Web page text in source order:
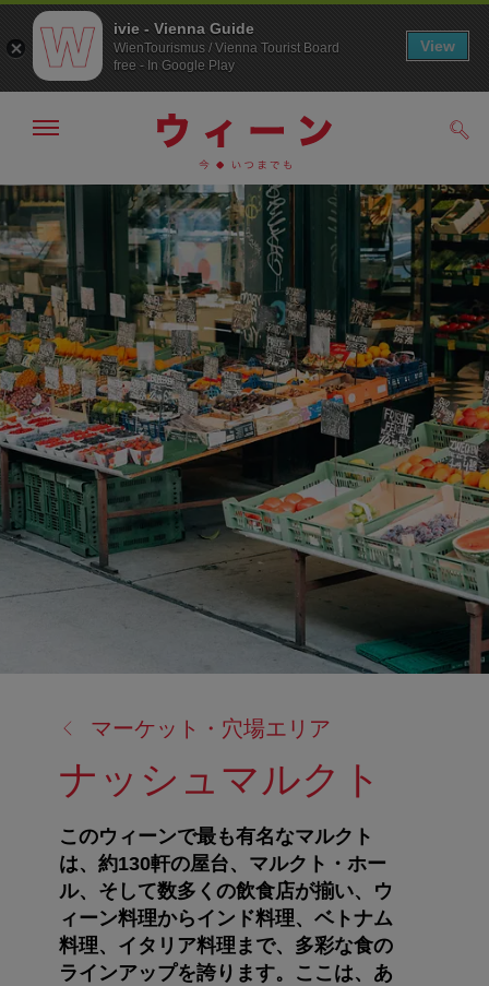
メ
ニ
ュ
ー
へ
こ
の
ペ
ー
ジ
の
ト
ッ
プ
へ
メ
ー
の
表
示・
非
表
示
す
る
マーケット・穴場エリア
ナッシュマルクト
このウィーンで最も有名なマルクト
は、約130軒の屋台、マルクト・ホー
ル、そして数多くの飲食店が揃い、ウ
ィーン料理からインド料理、ベトナム
料理、イタリア料理まで、多彩な食の
ラインアップを誇ります。ここは、あ
ivie - Vienna Guide
WienTourismus / Vienna Tourist Board
free - In Google Play
View